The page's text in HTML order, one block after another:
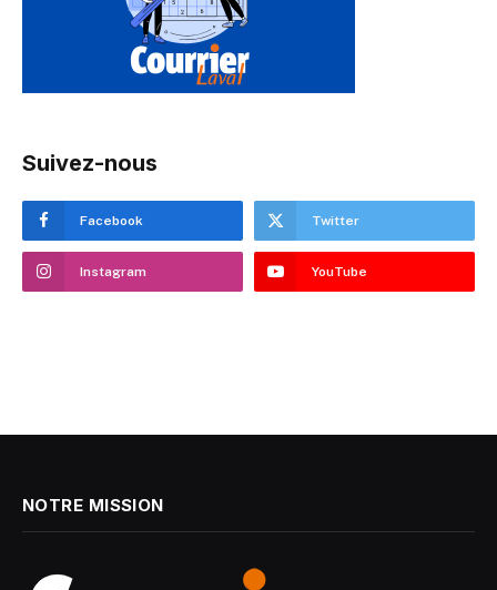
Suivez-nous
Facebook Twitter
Instagram YouTube
NOTRE MISSION